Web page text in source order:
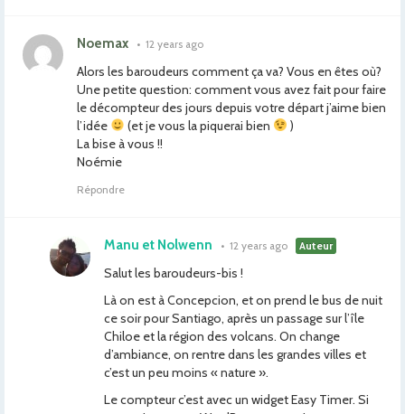
Noemax • 12 years ago
Alors les baroudeurs comment ça va? Vous en êtes où?
Une petite question: comment vous avez fait pour faire
le décompteur des jours depuis votre départ j’aime bien
l’idée
(et je vous la piquerai bien
)
La bise à vous !!
Noémie
Répondre
Manu et Nolwenn • 12 years ago Auteur
Salut les baroudeurs-bis !
Là on est à Concepcion, et on prend le bus de nuit
ce soir pour Santiago, après un passage sur l’île
Chiloe et la région des volcans. On change
d’ambiance, on rentre dans les grandes villes et
c’est un peu moins « nature ».
Le compteur c’est avec un widget Easy Timer. Si